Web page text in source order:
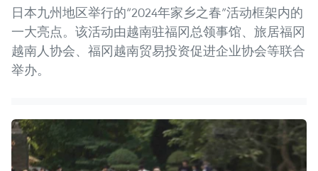
日本九州地区举行的“2024年家乡之春”活动框架内的
一大亮点。该活动由越南驻福冈总领事馆、旅居福冈
越南人协会、福冈越南贸易投资促进企业协会等联合
举办。